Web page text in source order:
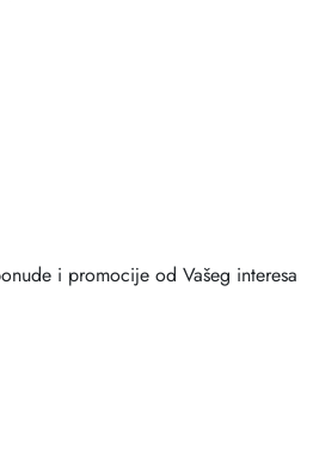
i promocije od Vašeg interesa